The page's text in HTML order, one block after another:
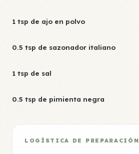
1 tsp de ajo en polvo
0.5 tsp de sazonador italiano
1 tsp de sal
0.5 tsp de pimienta negra
LOGÍSTICA DE PREPARACIÓN